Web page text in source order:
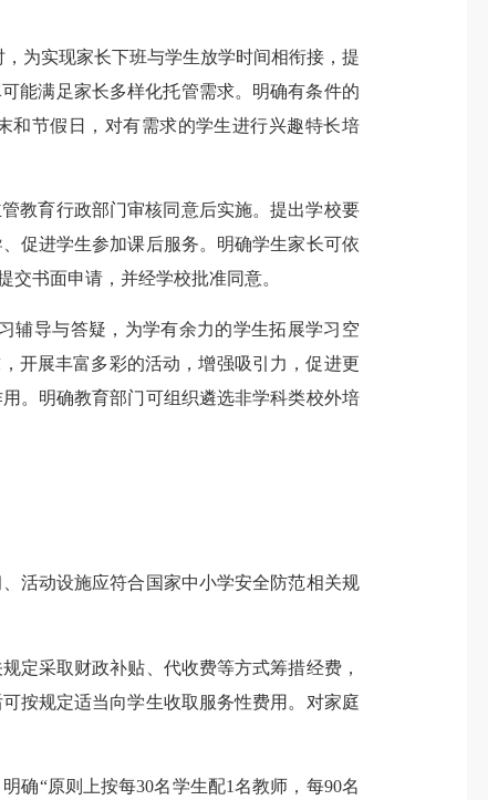
为实现家长下班与学生放学时间相衔接，提
能满足家长多样化托管需求。明确有条件的
和节假日，对有需求的学生进行兴趣特长培
教育行政部门审核同意后实施。提出学校要
促进学生参加课后服务。明确学生家长可依
交书面申请，并经学校批准同意。
辅导与答疑，为学有余力的学生拓展学习空
开展丰富多彩的活动，增强吸引力，促进更
。明确教育部门可组织遴选非学科类校外培
活动设施应符合国家中小学安全防范相关规
定采取财政补贴、代收费等方式筹措经费，
按规定适当向学生收取服务性费用。对家庭
确“原则上按每30名学生配1名教师，每90名